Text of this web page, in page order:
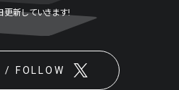
更新していきます!
/ FOLLOW